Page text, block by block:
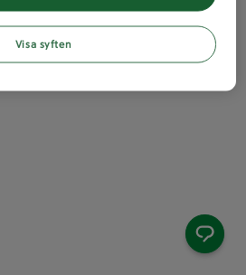
Visa syften